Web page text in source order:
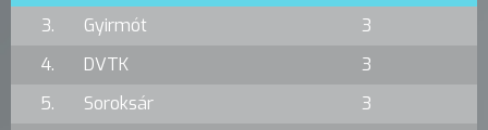
3.
Gyirmót
3
4.
DVTK
3
5.
Soroksár
3